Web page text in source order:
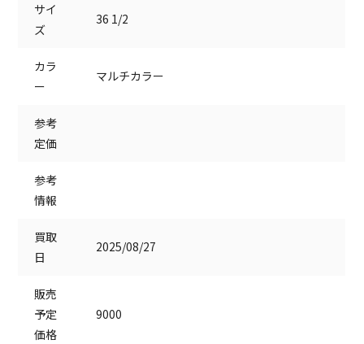
サイ
ズ
36 1/2
カラ
ー
マルチカラー
参考
定価
参考
情報
買取
日
2025/08/27
販売
予定
価格
9000